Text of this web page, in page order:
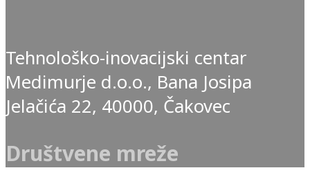
Tehnološko-inovacijski centar
Medimurje d.o.o., Bana Josipa
Jelačića 22, 40000, Čakovec
Društvene mreže